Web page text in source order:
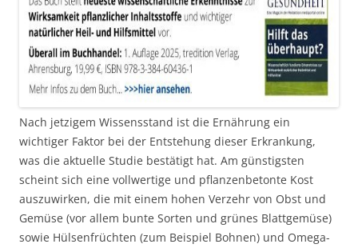
Nach jetzigem Wissensstand ist die Ernährung ein
wichtiger Faktor bei der Entstehung dieser Erkrankung,
was die aktuelle Studie bestätigt hat. Am günstigsten
scheint sich eine vollwertige und pflanzenbetonte Kost
auszuwirken, die mit einem hohen Verzehr von Obst und
Gemüse (vor allem bunte Sorten und grünes Blattgemüse)
sowie Hülsenfrüchten (zum Beispiel Bohnen) und Omega-